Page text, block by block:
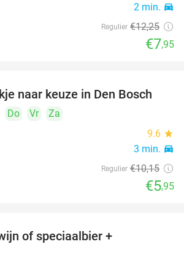
2 min. directions_car
Regulier €12,25
€7,95
41%
naar keuze in Den Bosch
Do Vr
Za
9.6 star
3 min. directions_car
Regulier €10,15
€5,95
of speciaalbier +